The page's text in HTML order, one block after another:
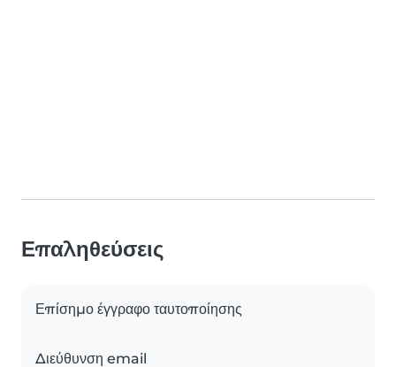
Επαληθεύσεις
Επίσημο έγγραφο ταυτοποίησης
Διεύθυνση email